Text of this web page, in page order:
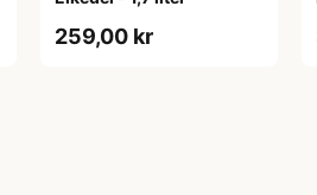
259,00 kr